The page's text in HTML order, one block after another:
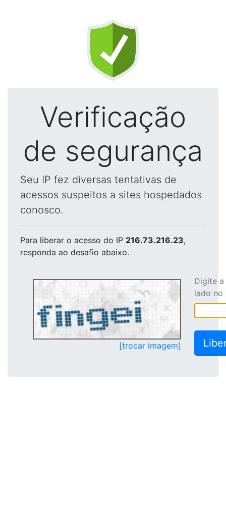
Verificação
de segurança
Seu IP fez diversas tentativas de
acessos suspeitos a sites hospedados
conosco.
Para liberar o acesso do IP 216.73.216.23,
responda ao desafio abaixo.
[trocar imagem]
Digite
lado no